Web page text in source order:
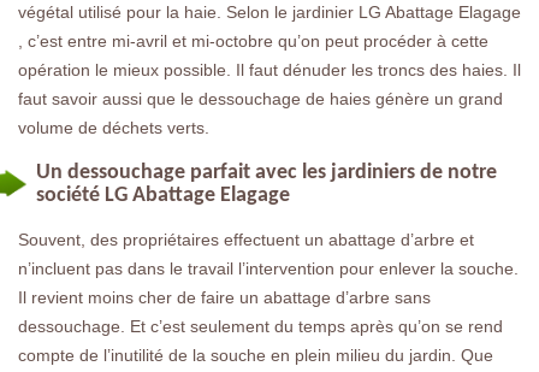
végétal utilisé pour la haie. Selon le jardinier LG Abattage Elagage
, c’est entre mi-avril et mi-octobre qu’on peut procéder à cette
opération le mieux possible. Il faut dénuder les troncs des haies. Il
faut savoir aussi que le dessouchage de haies génère un grand
volume de déchets verts.
Un dessouchage parfait avec les jardiniers de notre
société LG Abattage Elagage
Souvent, des propriétaires effectuent un abattage d’arbre et
n’incluent pas dans le travail l’intervention pour enlever la souche.
Il revient moins cher de faire un abattage d’arbre sans
dessouchage. Et c’est seulement du temps après qu’on se rend
compte de l’inutilité de la souche en plein milieu du jardin. Que